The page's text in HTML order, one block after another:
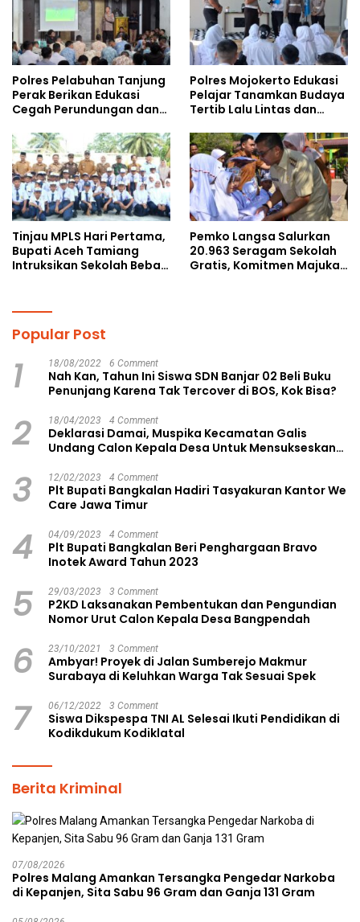
Polres Pelabuhan Tanjung
Perak Berikan Edukasi
Cegah Perundungan dan
kepada Pelajar MPLS
Polres Mojokerto Edukasi
Pelajar Tanamkan Budaya
Tertib Lalu Lintas dan
Tinjau MPLS Hari Pertama,
Bupati Aceh Tamiang
Intruksikan Sekolah Bebas
Pemko Langsa Salurkan
20.963 Seragam Sekolah
Gratis, Komitmen Majukan
Popular Post
1 18/08/2022 6 Comment
Nah Kan, Tahun Ini Siswa SDN Banjar 02 Beli Buku
Penunjang Karena Tak Tercover di BOS, Kok Bisa?
2 18/04/2023 4 Comment
Deklarasi Damai, Muspika Kecamatan Galis
Undang Calon Kepala Desa Untuk Mensukseskan
3 12/02/2023 4 Comment
Plt Bupati Bangkalan Hadiri Tasyakuran Kantor We
Care Jawa Timur
4 04/09/2023 4 Comment
Plt Bupati Bangkalan Beri Penghargaan Bravo
Inotek Award Tahun 2023
5 29/03/2023 3 Comment
P2KD Laksanakan Pembentukan dan Pengundian
Nomor Urut Calon Kepala Desa Bangpendah
6 23/10/2021 3 Comment
Ambyar! Proyek di Jalan Sumberejo Makmur
Surabaya di Keluhkan Warga Tak Sesuai Spek
7 06/12/2022 3 Comment
Siswa Dikspespa TNI AL Selesai Ikuti Pendidikan di
Kodikdukum Kodiklatal
Berita Kriminal
07/08/2026
Polres Malang Amankan Tersangka Pengedar Narkoba
di Kepanjen, Sita Sabu 96 Gram dan Ganja 131 Gram